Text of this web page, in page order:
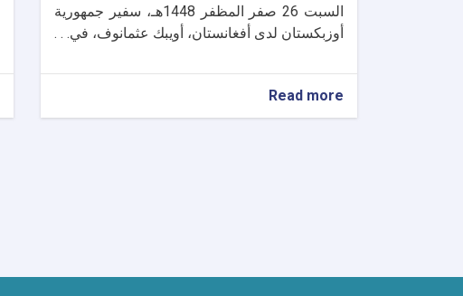
السبت 26 صفر المظفر 1448هـ، سفير جمهورية
أوزبكستان لدى أفغانستان، أويبك عثمانوف، في. . .
Read more
التعاون